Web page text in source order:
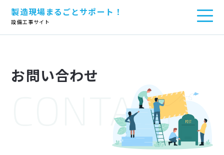
製造現場まるごとサポート！
設備工事サイト
TOP>お問い合わせ
お問い合わせ
CONTACT